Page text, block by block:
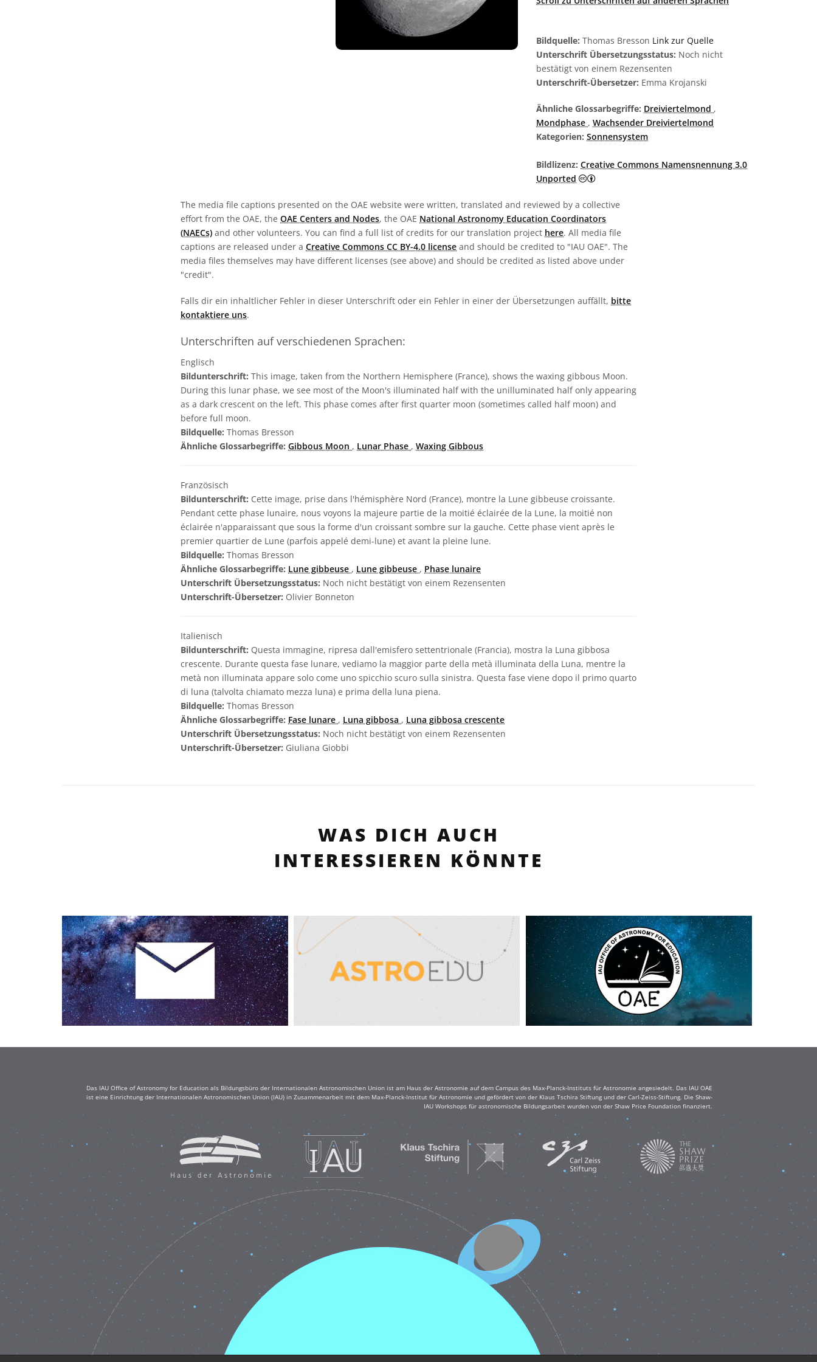
Bildquelle: Thomas Bresson Link zur Quelle
Unterschrift Übersetzungsstatus: Noch nicht
bestätigt von einem Rezensenten
Unterschrift-Übersetzer: Emma Krojanski
Ähnliche Glossarbegriffe: Dreiviertelmond ,
Mondphase , Wachsender Dreiviertelmond
Kategorien: Sonnensystem
Bildlizenz: Creative Commons Namensnennung 3.0
Unported
Creative Commons Namensnennung 3.0 Unported
The media file captions presented on the OAE website were written, translated and reviewed by a collective
effort from the OAE, the OAE Centers and Nodes, the OAE National Astronomy Education Coordinators
(NAECs) and other volunteers. You can find a full list of credits for our translation project here. All media file
captions are released under a Creative Commons CC BY-4.0 license and should be credited to "IAU OAE". The
media files themselves may have different licenses (see above) and should be credited as listed above under
"credit".
Falls dir ein inhaltlicher Fehler in dieser Unterschrift oder ein Fehler in einer der Übersetzungen auffällt, bitte
kontaktiere uns.
Unterschriften auf verschiedenen Sprachen:
Englisch
Bildunterschrift: This image, taken from the Northern Hemisphere (France), shows the waxing gibbous Moon.
During this lunar phase, we see most of the Moon's illuminated half with the unilluminated half only appearing
as a dark crescent on the left. This phase comes after first quarter moon (sometimes called half moon) and
before full moon.
Bildquelle: Thomas Bresson
Ähnliche Glossarbegriffe: Gibbous Moon , Lunar Phase , Waxing Gibbous
Französisch
Bildunterschrift: Cette image, prise dans l'hémisphère Nord (France), montre la Lune gibbeuse croissante.
Pendant cette phase lunaire, nous voyons la majeure partie de la moitié éclairée de la Lune, la moitié non
éclairée n'apparaissant que sous la forme d'un croissant sombre sur la gauche. Cette phase vient après le
premier quartier de Lune (parfois appelé demi-lune) et avant la pleine lune.
Bildquelle: Thomas Bresson
Ähnliche Glossarbegriffe: Lune gibbeuse , Lune gibbeuse , Phase lunaire
Unterschrift Übersetzungsstatus: Noch nicht bestätigt von einem Rezensenten
Unterschrift-Übersetzer: Olivier Bonneton
Italienisch
Bildunterschrift: Questa immagine, ripresa dall'emisfero settentrionale (Francia), mostra la Luna gibbosa
crescente. Durante questa fase lunare, vediamo la maggior parte della metà illuminata della Luna, mentre la
metà non illuminata appare solo come uno spicchio scuro sulla sinistra. Questa fase viene dopo il primo quarto
di luna (talvolta chiamato mezza luna) e prima della luna piena.
Bildquelle: Thomas Bresson
Ähnliche Glossarbegriffe: Fase lunare , Luna gibbosa , Luna gibbosa crescente
Unterschrift Übersetzungsstatus: Noch nicht bestätigt von einem Rezensenten
Unterschrift-Übersetzer: Giuliana Giobbi
WAS DICH AUCH
INTERESSIEREN KÖNNTE
Das IAU Office of Astronomy for Education als Bildungsbüro der Internationalen Astronomischen Union ist am Haus der Astronomie auf dem Campus des Max-Planck-Instituts für Astronomie angesiedelt. Das IAU OAE
ist eine Einrichtung der Internationalen Astronomischen Union (IAU) in Zusammenarbeit mit dem Max-Planck-Institut für Astronomie und gefördert von der Klaus Tschira Stiftung und der Carl-Zeiss-Stiftung. Die Shaw-
IAU Workshops für astronomische Bildungsarbeit wurden von der Shaw Price Foundation finanziert.